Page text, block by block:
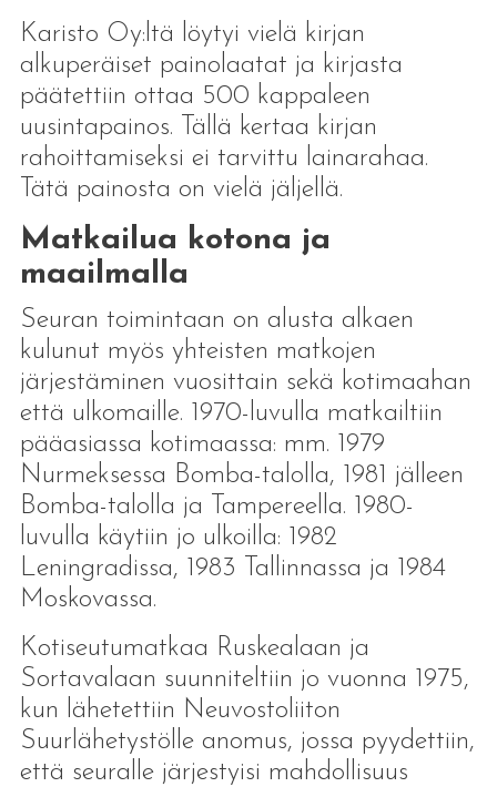
Karisto Oy:ltä löytyi vielä kirjan
alkuperäiset painolaatat ja kirjasta
päätettiin ottaa 500 kappaleen
uusintapainos. Tällä kertaa kirjan
rahoittamiseksi ei tarvittu lainarahaa.
Tätä painosta on vielä jäljellä.
Matkailua kotona ja
maailmalla
Seuran toimintaan on alusta alkaen
kulunut myös yhteisten matkojen
järjestäminen vuosittain sekä kotimaahan
että ulkomaille. 1970-luvulla matkailtiin
pääasiassa kotimaassa: mm. 1979
Nurmeksessa Bomba-talolla, 1981 jälleen
Bomba-talolla ja Tampereella. 1980-
luvulla käytiin jo ulkoilla: 1982
Leningradissa, 1983 Tallinnassa ja 1984
Moskovassa.
Kotiseutumatkaa Ruskealaan ja
Sortavalaan suunniteltiin jo vuonna 1975,
kun lähetettiin Neuvostoliiton
Suurlähetystölle anomus, jossa pyydettiin,
että seuralle järjestyisi mahdollisuus